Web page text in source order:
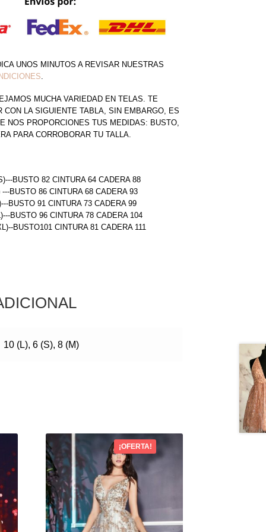
UNOS MINUTOS A REVISAR NUESTRAS
MUCHA VARIEDAD EN TELAS. TE
CON LA SIGUIENTE TABLA, SIN EMBARGO, ES
NOS PROPORCIONES TUS MEDIDAS: BUSTO,
PARA CORROBORAR TU TALLA.
BUSTO 82 CINTURA 64 CADERA 88
---BUSTO 86 CINTURA 68 CADERA 93
BUSTO 91 CINTURA 73 CADERA 99
BUSTO 96 CINTURA 78 CADERA 104
BUSTO101 CINTURA 81 CADERA 111
10 (L), 6 (S), 8 (M)
¡OFERTA!